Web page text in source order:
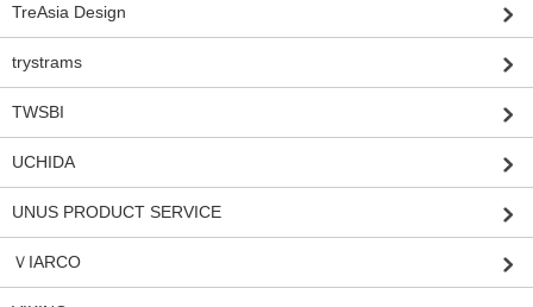
TreAsia Design
trystrams
TWSBI
UCHIDA
UNUS PRODUCT SERVICE
ＶIARCO